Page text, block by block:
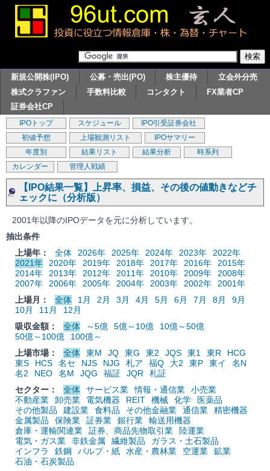
新規公開株(IPO) 公募・売出(PO) 株主優待
立会外分売
株式クラファン
手数料比較 コンタクト
FX業者CP
証券会社CP
IPOトップ スケジュール
IPO引受証券会社
初値予想
上場観測リスト
IPOサマリー
年度別
結果リスト 結果分析
時系列
カレンダー
管理人戦績
【IPO結果一覧】上昇率、損益、その後の値動きなどチ
ェックに（分析版）
2001年以降のIPOデータを元に分析しています。
抽出条件
上場年：
全体 2026年 2025年 2024年 2023年
2022年
2021年
2020年 2019年 2018年 2017年 2016年
2015年
2014年
2013年 2012年 2011年 2010年 2009年
2008年
2007年
2006年 2005年 2004年 2003年 2002年
2001年
上場月：
全体 1月 2月 3月 4月 5月 6月 7月 8月
9月
10月
11月
12月
吸収金額：
全体 ～5億 5億～10億
10億～50億
50億～100億
100億～
上場市場：
全体 東M JQ 東G 東2 JQS 東1 東R
HCG
東S
HCS 名セ NJS NJG 札ア 福Q 大2 東P 東イ
名N
名2
NEO 名M JQG 福証 JQR
札証
セクター：
全体 サービス業 情報・通信業
小売業
不動産業
卸売業 電気機器 REIT 機械 化学
医薬品
その他製品
建設業 食料品 その他金融業 通信業
精密機器
金属製品
保険業 証券業 銀行業
輸送用機器
倉庫・運輸関連業
証券、商品先物取引業
陸運業
電気・ガス業
非鉄金属 繊維製品
ガラス・土石製品
インフラ
鉄鋼 パルプ・紙 水産・農林業 空運業
鉱業
石油・石炭製品